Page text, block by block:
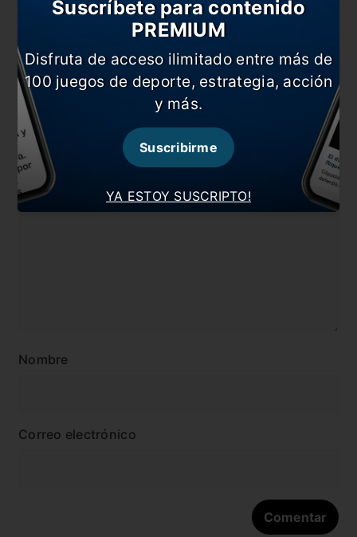
Flamengo golpeó primero y acaricia la gran final
En esta nota:
#Copa Libertadores #Corinthians
#Flamengo
Comentarios
Dejá tu opinión acá!
Nombre
Correo electrónico
YA ESTOY SUSCRIPTO!
Suscríbete para contenido
PREMIUM
Disfruta de acceso ilimitado entre más de
100 juegos de deporte, estrategia, acción
y más.
Suscribirme